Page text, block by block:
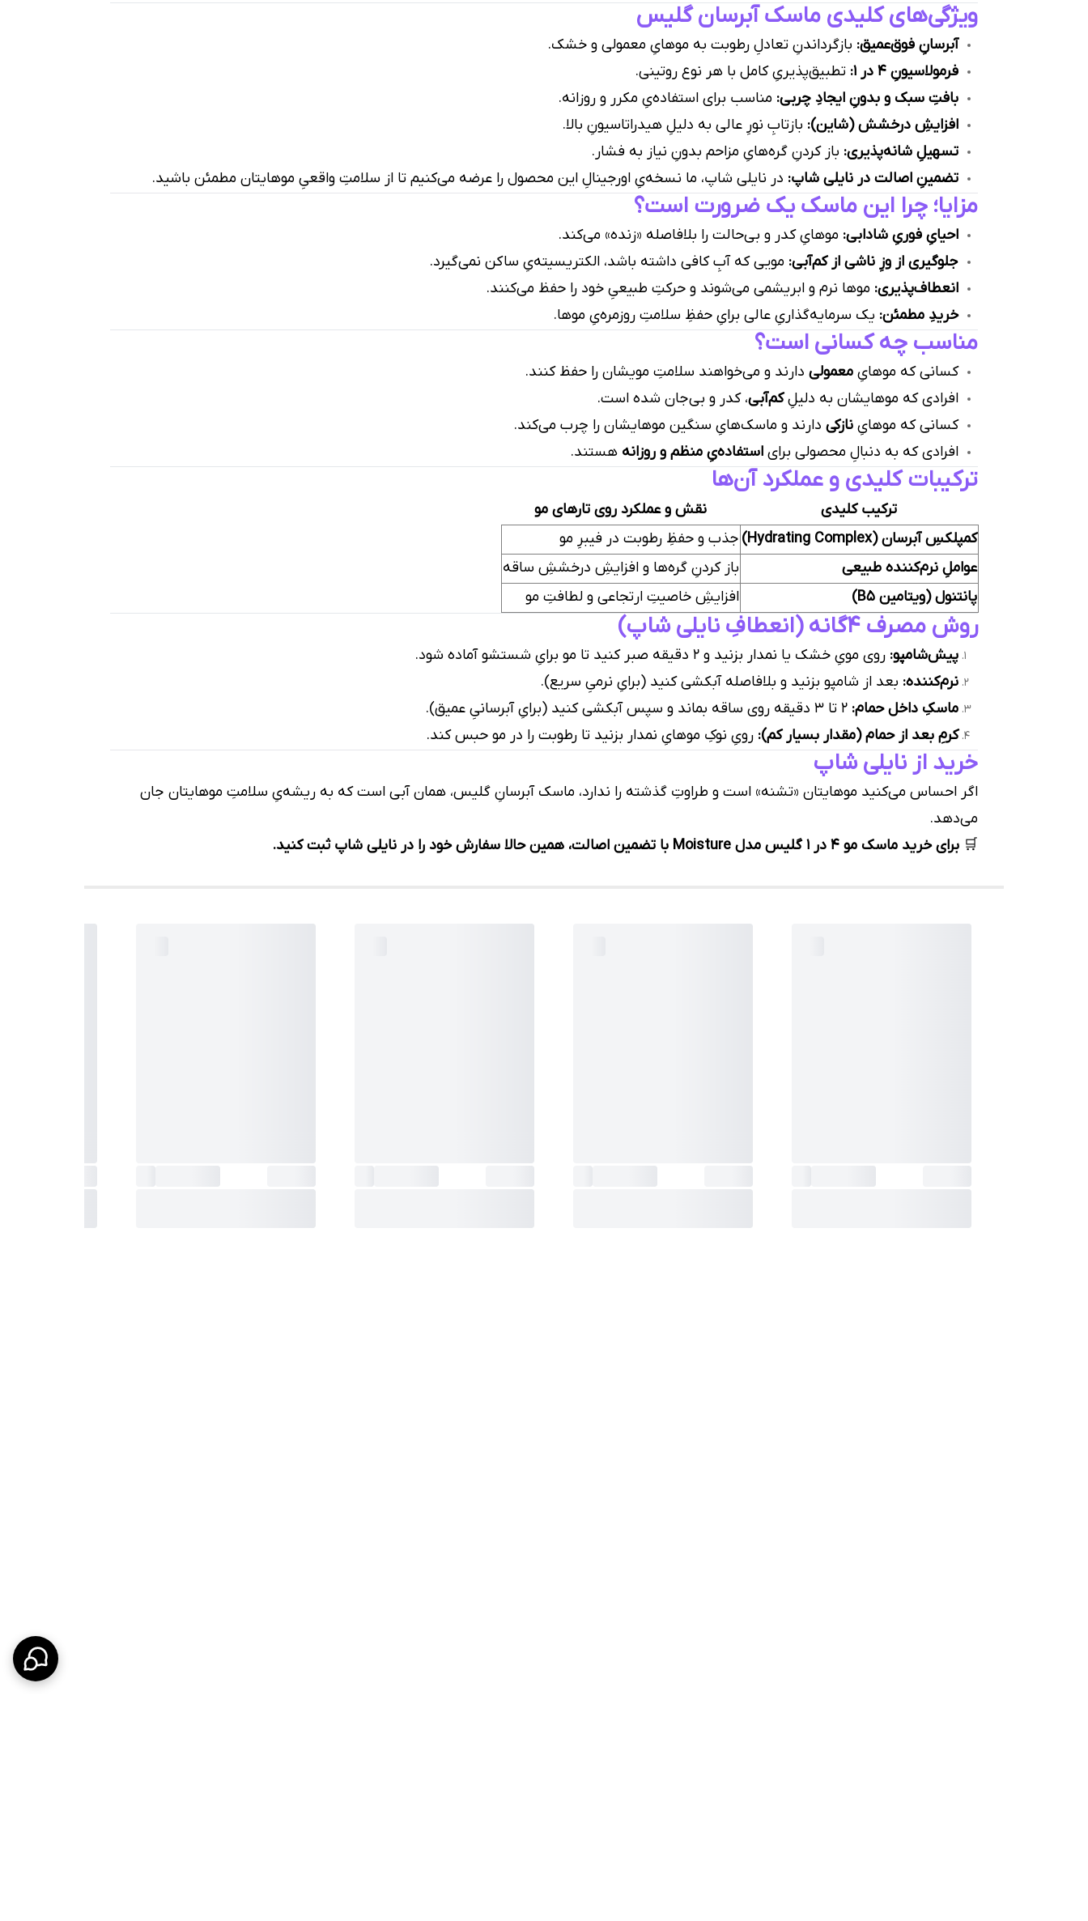
ویژگی‌های کلیدی ماسک آبرسان گلیس
آبرسانِ فوق‌عمیق: بازگرداندنِ تعادلِ رطوبت به موهایِ معمولی و خشک.
فرمولاسیونِ 4 در 1:
تطبیق‌پذیریِ کامل با هر نوع روتینی.
بافتِ سبک و بدونِ ایجادِ چربی: مناسب برای استفاده‌یِ مکرر و روزانه.
افزایشِ درخشش (شاین): بازتابِ نورِ عالی به دلیلِ هیدراتاسیونِ بالا.
تسهیلِ شانه‌پذیری: باز کردنِ گره‌هایِ مزاحم بدونِ نیاز به فشار.
تضمینِ اصالت در نایلی شاپ: در نایلی شاپ، ما نسخه‌یِ اورجینالِ این محصول را عرضه می‌کنیم تا از سلامتِ واقعیِ موهایتان مطمئن باشید.
مزایا؛ چرا این ماسک یک ضرورت است؟
احیایِ فوریِ شادابی: موهایِ کدر و بی‌حالت را بلافاصله «زنده» می‌کند.
جلوگیری از وزِ ناشی از کم‌آبی: مویی که آبِ کافی داشته باشد، الکتریسیته‌یِ ساکن نمی‌گیرد.
انعطاف‌پذیری: موها نرم و ابریشمی می‌شوند و حرکتِ طبیعیِ خود را حفظ می‌کنند.
خریدِ مطمئن: یک سرمایه‌گذاریِ عالی برایِ حفظِ سلامتِ روزمره‌یِ موها.
مناسب چه کسانی است؟
کسانی که موهایِ معمولی دارند و می‌خواهند سلامتِ مویشان را حفظ کنند.
افرادی که موهایشان به دلیلِکم‌آبی، کدر و بی‌جان شده است.
کسانی که موهایِ نازکی دارند و ماسک‌هایِ سنگین موهایشان را چرب می‌کند.
افرادی که به دنبالِ محصولی برای استفاده‌یِ منظم و روزانه هستند.
ترکیبات کلیدی و عملکرد آن‌ها
ترکیب کلیدی
نقش و عملکرد روی تارهای مو
کمپلکسِ آبرسان (Hydrating Complex)
جذب و حفظِ رطوبت در فیبرِ مو
عواملِ نرم‌کننده طبیعی
باز کردنِ گره‌ها و افزایشِ درخششِ ساقه
پانتنول (ویتامین B5)
افزایشِ خاصیتِ ارتجاعی و لطافتِ مو
روش مصرف ۴گانه (انعطافِ نایلی شاپ)
پیش‌شامپو: روی مویِ خشک یا نمدار بزنید و ۲ دقیقه صبر کنید تا مو برایِ شستشو آماده شود.
نرم‌کننده: بعد از شامپو بزنید و بلافاصله آبکشی کنید (برایِ نرمیِ سریع).
ماسکِ داخل حمام:
کرمِ بعد از حمام (مقدار بسیار کم): رویِ نوکِ موهایِ نمدار بزنید تا رطوبت را در مو حبس کند.
خرید از نایلی شاپ
اگر احساس می‌کنید موهایتان «تشنه» است و طراوتِ گذشته را ندارد، ماسک آبرسانِ گلیس، همان آبی است که به ریشه‌یِ سلامتِ موهایتان جان
می‌دهد.
🛒 برای خرید ماسک مو 4 در 1 گلیس مدل Moisture با تضمین اصالت، همین حالا سفارش خود را در نایلی شاپ ثبت کنید.